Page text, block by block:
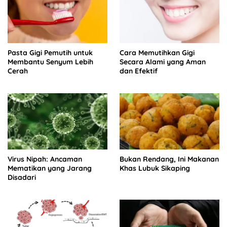
Pasta Gigi Pemutih untuk
Membantu Senyum Lebih
Cerah
Cara Memutihkan Gigi
Secara Alami yang Aman
dan Efektif
Virus Nipah: Ancaman
Mematikan yang Jarang
Disadari
Bukan Rendang, Ini Makanan
Khas Lubuk Sikaping